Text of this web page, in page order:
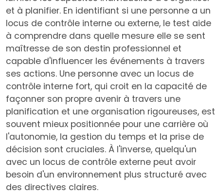
et à planifier. En identifiant si une personne a un
locus de contrôle interne ou externe, le test aide
à comprendre dans quelle mesure elle se sent
maîtresse de son destin professionnel et
capable d'influencer les événements à travers
ses actions. Une personne avec un locus de
contrôle interne fort, qui croit en la capacité de
façonner son propre avenir à travers une
planification et une organisation rigoureuses, est
souvent mieux positionnée pour une carrière où
l'autonomie, la gestion du temps et la prise de
décision sont cruciales. À l'inverse, quelqu'un
avec un locus de contrôle externe peut avoir
besoin d'un environnement plus structuré avec
des directives claires.